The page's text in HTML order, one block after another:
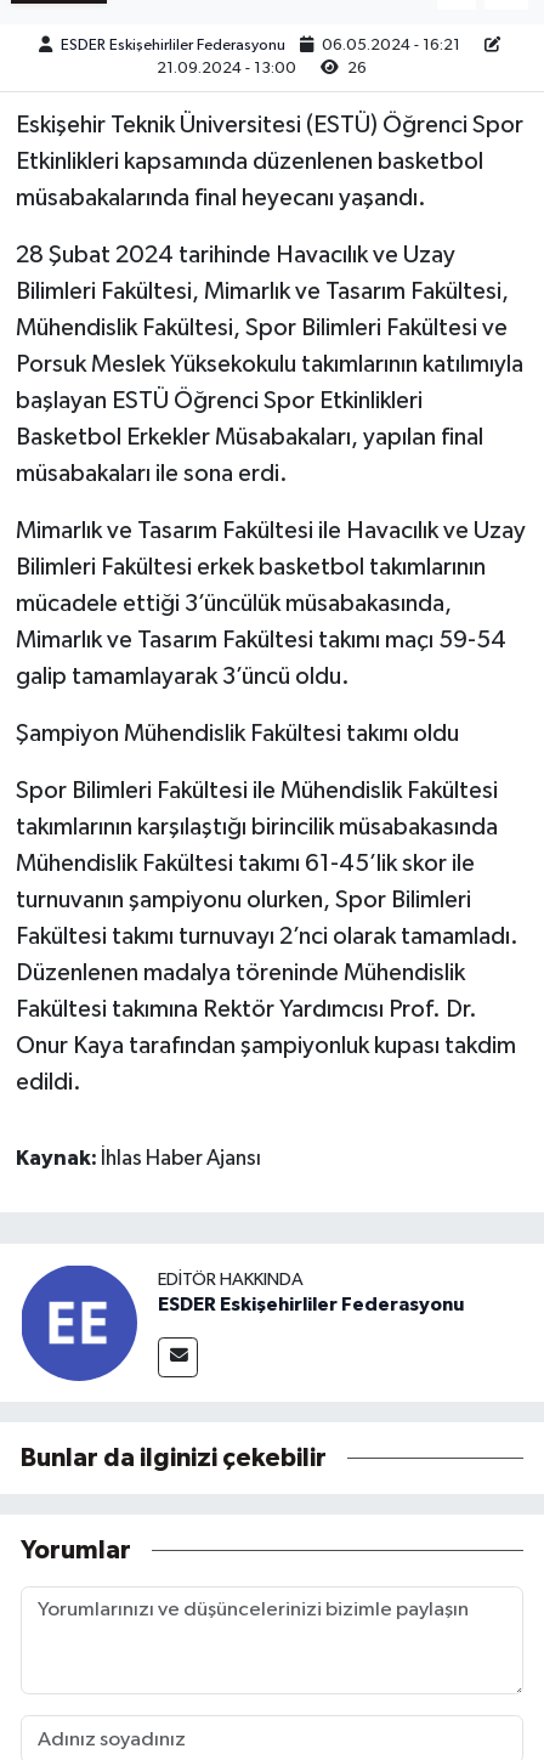
ESDER Eskişehirliler Federasyonu
06.05.2024 - 16:21
21.09.2024 - 13:00
26
Eskişehir Teknik Üniversitesi (ESTÜ) Öğrenci Spor
Etkinlikleri kapsamında düzenlenen basketbol
müsabakalarında final heyecanı yaşandı.
28 Şubat 2024 tarihinde Havacılık ve Uzay
Bilimleri Fakültesi, Mimarlık ve Tasarım Fakültesi,
Mühendislik Fakültesi, Spor Bilimleri Fakültesi ve
Porsuk Meslek Yüksekokulu takımlarının katılımıyla
başlayan ESTÜ Öğrenci Spor Etkinlikleri
Basketbol Erkekler Müsabakaları, yapılan final
müsabakaları ile sona erdi.
Mimarlık ve Tasarım Fakültesi ile Havacılık ve Uzay
Bilimleri Fakültesi erkek basketbol takımlarının
mücadele ettiği 3’üncülük müsabakasında,
Mimarlık ve Tasarım Fakültesi takımı maçı 59-54
galip tamamlayarak 3’üncü oldu.
Şampiyon Mühendislik Fakültesi takımı oldu
Spor Bilimleri Fakültesi ile Mühendislik Fakültesi
takımlarının karşılaştığı birincilik müsabakasında
Mühendislik Fakültesi takımı 61-45’lik skor ile
turnuvanın şampiyonu olurken, Spor Bilimleri
Fakültesi takımı turnuvayı 2’nci olarak tamamladı.
Düzenlenen madalya töreninde Mühendislik
Fakültesi takımına Rektör Yardımcısı Prof. Dr.
Onur Kaya tarafından şampiyonluk kupası takdim
edildi.
Kaynak: İhlas Haber Ajansı
EDITÖR HAKKINDA
ESDER Eskişehirliler Federasyonu
Bunlar da ilginizi çekebilir
Yorumlar